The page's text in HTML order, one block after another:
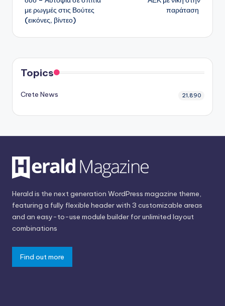
με ρωγμές στις Βούτες
(εικόνες, βίντεο)
παράταση
Topics
Crete News 21,890
Herald is the next generation WordPress magazine theme,
featuring a fully flexible header with 3 customizable areas
and an easy-to-use module builder for unlimited layout
combinations
Find out more